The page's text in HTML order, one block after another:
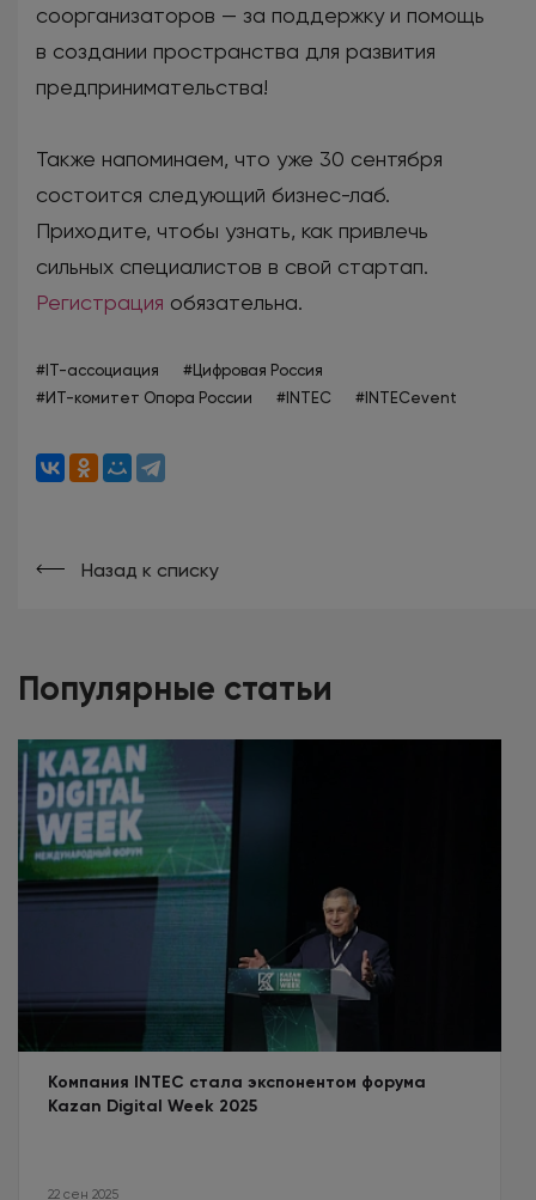
соорганизаторов — за поддержку и помощь
в создании пространства для развития
предпринимательства!
Также напоминаем, что уже 30 сентября
состоится следующий бизнес-лаб.
Приходите, чтобы узнать, как привлечь
сильных специалистов в свой стартап.
Регистрация обязательна.
#IT-ассоциация
#Цифровая Россия
#ИТ-комитет Опора России
#INTEC #INTECevent
Назад к списку
Популярные статьи
Компания INTEC стала экспонентом форума
Kazan Digital Week 2025
22 сен 2025